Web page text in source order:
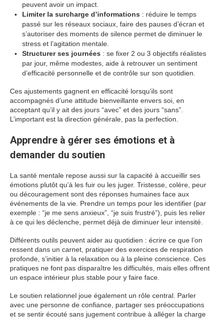
peuvent avoir un impact.
Limiter la surcharge d’informations : réduire le temps
passé sur les réseaux sociaux, faire des pauses d’écran et
s’autoriser des moments de silence permet de diminuer le
stress et l’agitation mentale.
Structurer ses journées : se fixer 2 ou 3 objectifs réalistes
par jour, même modestes, aide à retrouver un sentiment
d’efficacité personnelle et de contrôle sur son quotidien.
Ces ajustements gagnent en efficacité lorsqu’ils sont
accompagnés d’une attitude bienveillante envers soi, en
acceptant qu’il y ait des jours “avec” et des jours “sans”.
L’important est la direction générale, pas la perfection.
Apprendre à gérer ses émotions et à
demander du soutien
La santé mentale repose aussi sur la capacité à accueillir ses
émotions plutôt qu’à les fuir ou les juger. Tristesse, colère, peur
ou découragement sont des réponses humaines face aux
événements de la vie. Prendre un temps pour les identifier (par
exemple : “je me sens anxieux”, “je suis frustré”), puis les relier
à ce qui les déclenche, permet déjà de diminuer leur intensité.
Différents outils peuvent aider au quotidien : écrire ce que l’on
ressent dans un carnet, pratiquer des exercices de respiration
profonde, s’initier à la relaxation ou à la pleine conscience. Ces
pratiques ne font pas disparaître les difficultés, mais elles offrent
un espace intérieur plus stable pour y faire face.
Le soutien relationnel joue également un rôle central. Parler
avec une personne de confiance, partager ses préoccupations
et se sentir écouté sans jugement contribue à alléger la charge